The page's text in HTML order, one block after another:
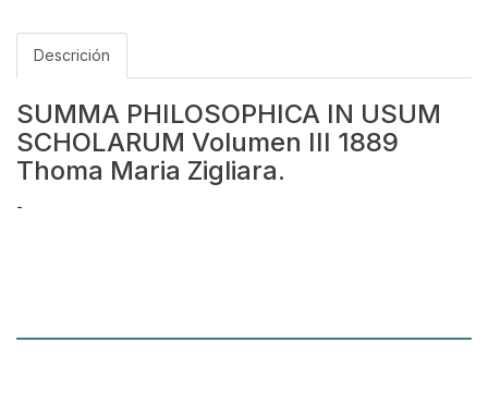
Descrición
SUMMA PHILOSOPHICA IN USUM
SCHOLARUM Volumen III 1889
Thoma Maria Zigliara.
-